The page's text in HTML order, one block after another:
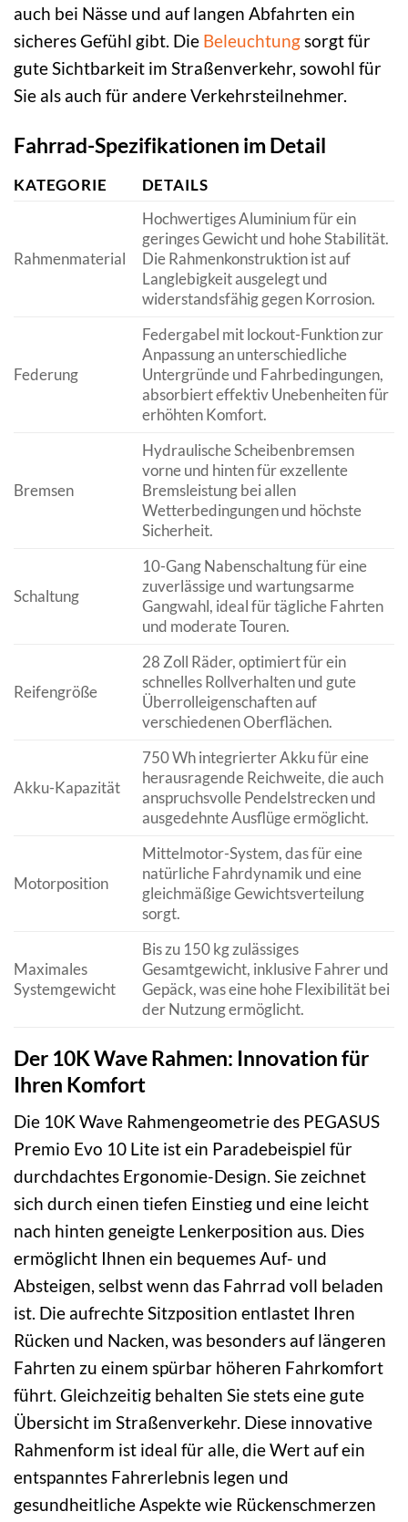
auch bei Nässe und auf langen Abfahrten ein
sicheres Gefühl gibt. Die Beleuchtungsorgt für
gute Sichtbarkeit im Straßenverkehr, sowohl für
Sie als auch für andere Verkehrsteilnehmer.
Fahrrad-Spezifikationen im Detail
KATEGORIE DETAILS
Rahmenmaterial
Hochwertiges Aluminium für ein
geringes Gewicht und hohe Stabilität.
Die Rahmenkonstruktion ist auf
Langlebigkeit ausgelegt und
widerstandsfähig gegen Korrosion.
Federung
Federgabel mit lockout-Funktion zur
Anpassung an unterschiedliche
Untergründe und Fahrbedingungen,
absorbiert effektiv Unebenheiten für
erhöhten Komfort.
Bremsen
Hydraulische Scheibenbremsen
vorne und hinten für exzellente
Bremsleistung bei allen
Wetterbedingungen und höchste
Sicherheit.
Schaltung
10-Gang Nabenschaltung für eine
zuverlässige und wartungsarme
Gangwahl, ideal für tägliche Fahrten
und moderate Touren.
Reifengröße
28 Zoll Räder, optimiert für ein
schnelles Rollverhalten und gute
Überrolleigenschaften auf
verschiedenen Oberflächen.
Akku-Kapazität
750 Wh integrierter Akku für eine
herausragende Reichweite, die auch
anspruchsvolle Pendelstrecken und
ausgedehnte Ausflüge ermöglicht.
Motorposition
Mittelmotor-System, das für eine
natürliche Fahrdynamik und eine
gleichmäßige Gewichtsverteilung
sorgt.
Maximales
Systemgewicht
Bis zu 150 kg zulässiges
Gesamtgewicht, inklusive Fahrer und
Gepäck, was eine hohe Flexibilität bei
der Nutzung ermöglicht.
Der 10K Wave Rahmen: Innovation für
Ihren Komfort
Die 10K Wave Rahmengeometrie des PEGASUS
Premio Evo 10 Lite ist ein Paradebeispiel für
durchdachtes Ergonomie-Design. Sie zeichnet
sich durch einen tiefen Einstieg und eine leicht
nach hinten geneigte Lenkerposition aus. Dies
ermöglicht Ihnen ein bequemes Auf- und
Absteigen, selbst wenn das Fahrrad voll beladen
ist. Die aufrechte Sitzposition entlastet Ihren
Rücken und Nacken, was besonders auf längeren
Fahrten zu einem spürbar höheren Fahrkomfort
führt. Gleichzeitig behalten Sie stets eine gute
Übersicht im Straßenverkehr. Diese innovative
Rahmenform ist ideal für alle, die Wert auf ein
entspanntes Fahrerlebnis legen und
gesundheitliche Aspekte wie Rückenschmerzen